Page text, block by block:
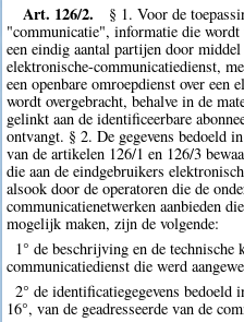
Art. 126/2.
§ 1. Voor de
"communicatie", informatie die
een eindig aantal partijen door
elektronische-communicatiedienst,
een openbare omroepdienst over een
wordt overgebracht, behalve in de
gelinkt aan de identificeerbare
ontvangt. § 2. De gegevens bedoeld
van de artikelen 126/1 en 126/3
die aan de eindgebruikers
alsook door de operatoren die de
communicatienetwerken aanbieden
mogelijk maken, zijn de volgende:
1° de beschrijving en de
communicatiedienst die werd
2° de identificatiegegevens
16°, van de geadresseerde van de